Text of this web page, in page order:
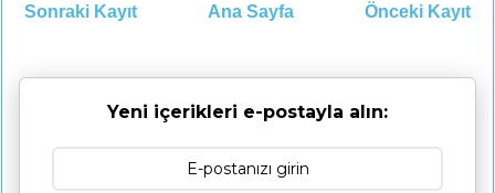
Sonraki Kayıt Önceki Kayıt
Ana Sayfa
Yeni içerikleri e-postayla alın: